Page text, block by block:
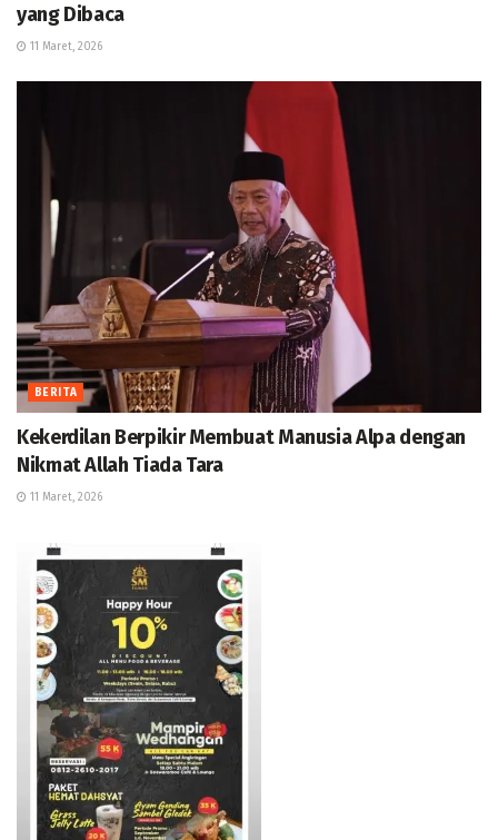
yang Dibaca
11 Maret, 2026
BERITA
Kekerdilan Berpikir Membuat Manusia Alpa dengan
Nikmat Allah Tiada Tara
11 Maret, 2026